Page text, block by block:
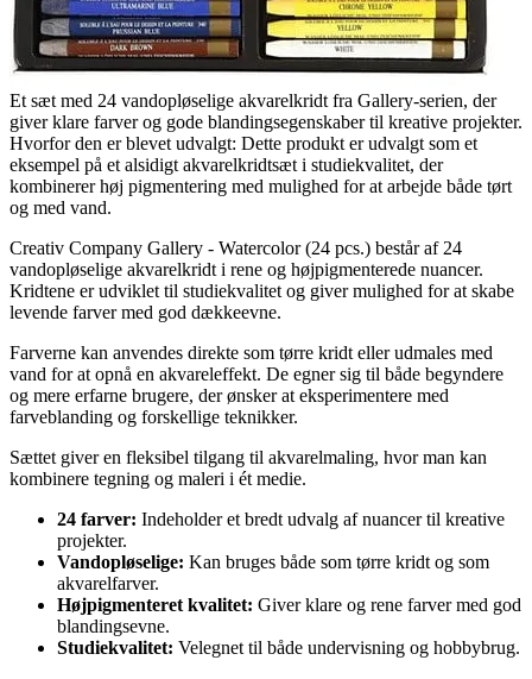
Et sæt med 24 vandopløselige akvarelkridt fra Gallery-serien, der
giver klare farver og gode blandingsegenskaber til kreative projekter.
Hvorfor den er blevet udvalgt: Dette produkt er udvalgt som et
eksempel på et alsidigt akvarelkridtsæt i studiekvalitet, der
kombinerer høj pigmentering med mulighed for at arbejde både tørt
og med vand.
Creativ Company Gallery - Watercolor (24 pcs.) består af 24
vandopløselige akvarelkridt i rene og højpigmenterede nuancer.
Kridtene er udviklet til studiekvalitet og giver mulighed for at skabe
levende farver med god dækkeevne.
Farverne kan anvendes direkte som tørre kridt eller udmales med
vand for at opnå en akvareleffekt. De egner sig til både begyndere
og mere erfarne brugere, der ønsker at eksperimentere med
farveblanding og forskellige teknikker.
Sættet giver en fleksibel tilgang til akvarelmaling, hvor man kan
kombinere tegning og maleri i ét medie.
24 farver: Indeholder et bredt udvalg af nuancer til kreative
projekter.
Vandopløselige: Kan bruges både som tørre kridt og som
akvarelfarver.
Højpigmenteret kvalitet: Giver klare og rene farver med god
blandingsevne.
Studiekvalitet: Velegnet til både undervisning og hobbybrug.